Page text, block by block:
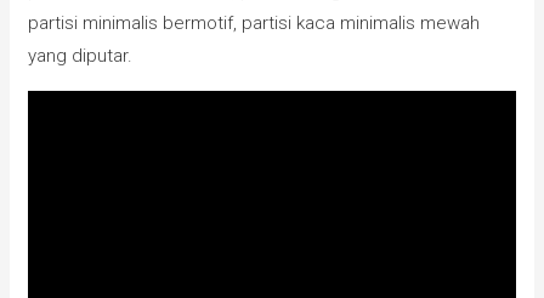
partisi minimalis bermotif, partisi kaca minimalis mewah
yang diputar.